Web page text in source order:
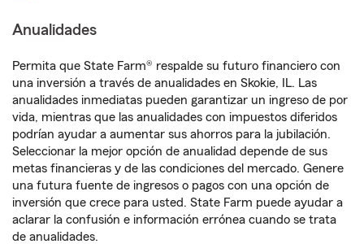
Anualidades
Permita que State Farm® respalde su futuro financiero con
una inversión a través de anualidades en Skokie, IL. Las
anualidades inmediatas pueden garantizar un ingreso de por
vida, mientras que las anualidades con impuestos diferidos
podrían ayudar a aumentar sus ahorros para la jubilación.
Seleccionar la mejor opción de anualidad depende de sus
metas financieras y de las condiciones del mercado. Genere
una futura fuente de ingresos o pagos con una opción de
inversión que crece para usted. State Farm puede ayudar a
aclarar la confusión e información errónea cuando se trata
de anualidades.